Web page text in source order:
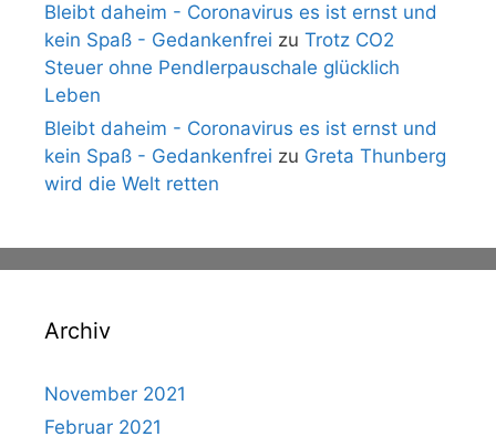
Bleibt daheim - Coronavirus es ist ernst und
kein Spaß - Gedankenfrei zu Trotz CO2
Steuer ohne Pendlerpauschale glücklich
Leben
Bleibt daheim - Coronavirus es ist ernst und
kein Spaß - Gedankenfrei zu Greta Thunberg
wird die Welt retten
Archiv
November 2021
Februar 2021